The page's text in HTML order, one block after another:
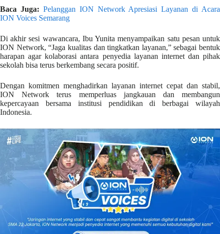
Baca Juga: Pelanggan ION Network Apresiasi Layanan di Acara
ION Voices Semarang
Di akhir sesi wawancara, Ibu Yunita menyampaikan satu pesan untuk
ION Network, “Jaga kualitas dan tingkatkan layanan,” sebagai bentuk
harapan agar kolaborasi antara penyedia layanan internet dan pihak
sekolah bisa terus berkembang secara positif.
Dengan komitmen menghadirkan layanan internet cepat dan stabil,
ION Network terus memperluas jangkauan dan membangun
kepercayaan bersama institusi pendidikan di berbagai wilayah
Indonesia.